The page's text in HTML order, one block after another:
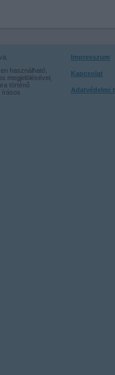
használható,
megjelölésével,
történő
írásos
Impresszum
Kapcsolat
Adatvédelmi